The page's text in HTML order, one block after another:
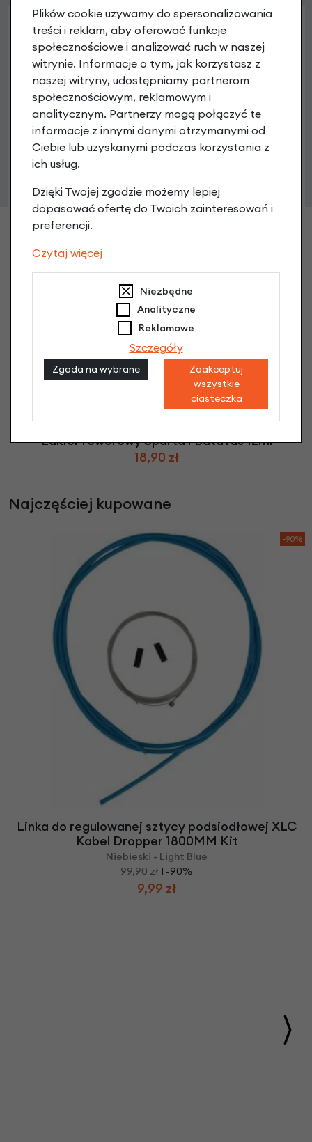
Lakier rowerowy Sparta i Batavus 12ml
18,90 zł
Najczęściej kupowane
-90%
Linka do regulowanej sztycy podsiodłowej XLC
Kabel Dropper 1800MM Kit
Niebieski - Light Blue
99,90 zł | -90%
9,99 zł
Plików cookie używamy do spersonalizowania
treści i reklam, aby oferować funkcje
społecznościowe i analizować ruch w naszej
witrynie. Informacje o tym, jak korzystasz z
naszej witryny, udostępniamy partnerom
społecznościowym, reklamowym i
analitycznym. Partnerzy mogą połączyć te
informacje z innymi danymi otrzymanymi od
Ciebie lub uzyskanymi podczas korzystania z
ich usług.
Dzięki Twojej zgodzie możemy lepiej
dopasować ofertę do Twoich zainteresowań i
preferencji.
Czytaj więcej
Niezbędne
Analityczne
Reklamowe
Szczegóły
Zgoda na wybrane
Zaakceptuj
wszystkie
ciasteczka